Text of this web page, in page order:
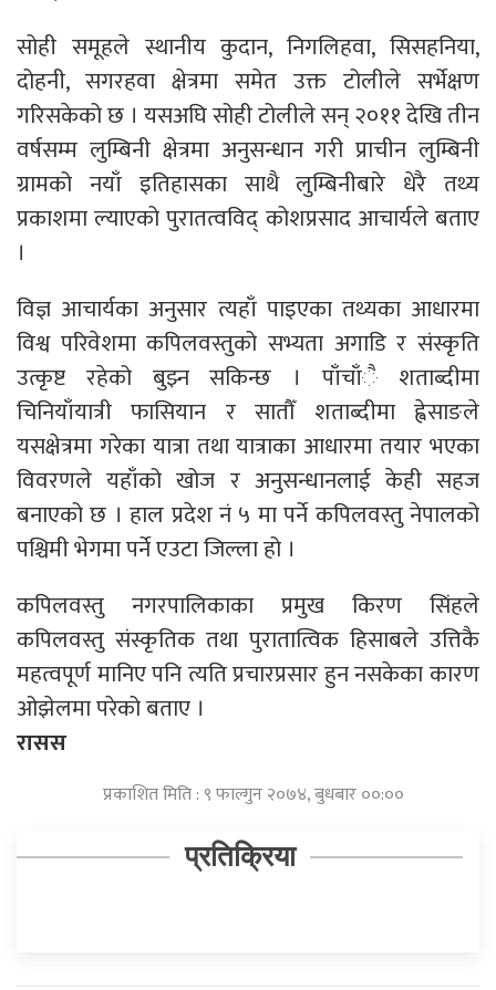
सोही समूहले स्थानीय कुदान, निगलिहवा, सिसहनिया,
दोहनी, सगरहवा क्षेत्रमा समेत उक्त टोलीले सर्भेक्षण
गरिसकेको छ । यसअघि सोही टोलीले सन् २०११ देखि तीन
वर्षसम्म लुम्बिनी क्षेत्रमा अनुसन्धान गरी प्राचीन लुम्बिनी
ग्रामको नयाँ इतिहासका साथै लुम्बिनीबारे धेरै तथ्य
प्रकाशमा ल्याएको पुरातत्वविद् कोशप्रसाद आचार्यले बताए
।
विज्ञ आचार्यका अनुसार त्यहाँ पाइएका तथ्यका आधारमा
विश्व परिवेशमा कपिलवस्तुको सभ्यता अगाडि र संस्कृति
उत्कृष्ट रहेको बुझ्न सकिन्छ । पाँचाँै शताब्दीमा
चिनियाँयात्री फासियान र सातौँ शताब्दीमा ह्वेसाङले
यसक्षेत्रमा गरेका यात्रा तथा यात्राका आधारमा तयार भएका
विवरणले यहाँको खोज र अनुसन्धानलाई केही सहज
बनाएको छ । हाल प्रदेश नं ५ मा पर्ने कपिलवस्तु नेपालको
पश्चिमी भेगमा पर्ने एउटा जिल्ला हो ।
कपिलवस्तु नगरपालिकाका प्रमुख किरण सिंहले
कपिलवस्तु संस्कृतिक तथा पुरातात्विक हिसाबले उत्तिकै
महत्वपूर्ण मानिए पनि त्यति प्रचारप्रसार हुन नसकेका कारण
ओझेलमा परेको बताए ।
रासस
प्रकाशित मिति : ९ फाल्गुन २०७४, बुधबार ००:००
प्रतिक्रिया